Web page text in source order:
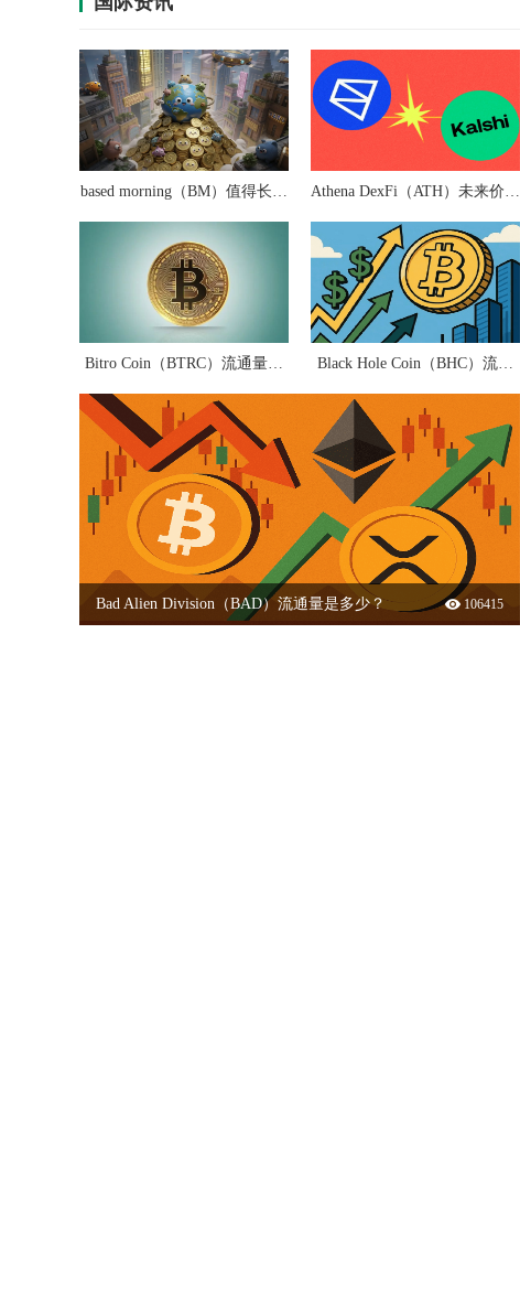
based morning（BM）值得长期
Athena DexFi（ATH）未来价值
Bitro Coin（BTRC）流通量是
Black Hole Coin（BHC）流通
Bad Alien Division（BAD）流通量是多少？ 106415